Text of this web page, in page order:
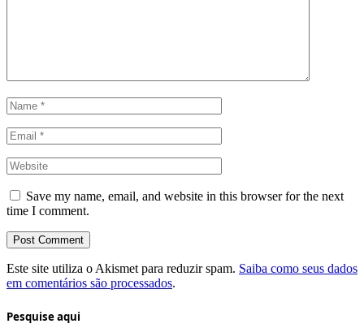
Save my name, email, and website in this browser for the next
time I comment.
Este site utiliza o Akismet para reduzir spam. Saiba como seus dados
em comentários são processados.
Pesquise aqui